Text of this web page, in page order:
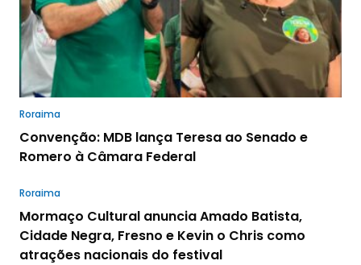
Roraima
Convenção: MDB lança Teresa ao Senado e
Romero à Câmara Federal
Roraima
Mormaço Cultural anuncia Amado Batista,
Cidade Negra, Fresno e Kevin o Chris como
atrações nacionais do festival